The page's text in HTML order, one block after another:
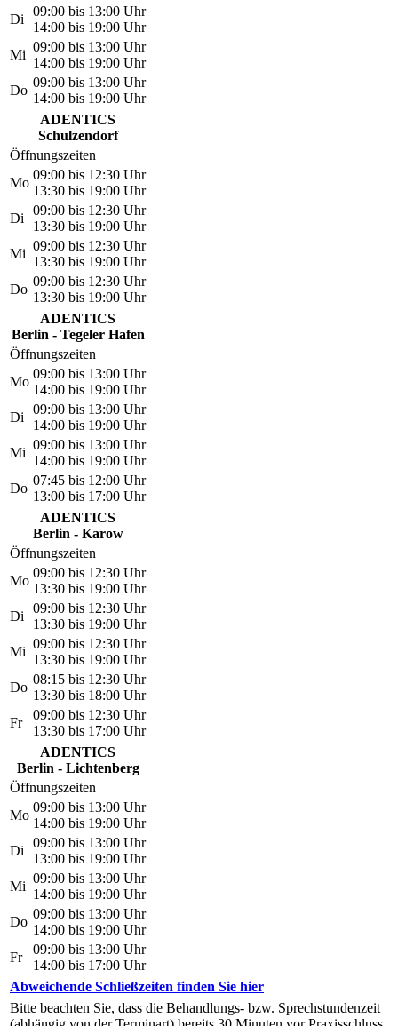
Di
09:00 bis 13:00 Uhr
14:00 bis 19:00 Uhr
Mi
09:00 bis 13:00 Uhr
14:00 bis 19:00 Uhr
Do
09:00 bis 13:00 Uhr
14:00 bis 19:00 Uhr
ADENTICS
Schulzendorf
Öffnungszeiten
Mo
09:00 bis 12:30 Uhr
13:30 bis 19:00 Uhr
Di
09:00 bis 12:30 Uhr
13:30 bis 19:00 Uhr
Mi
09:00 bis 12:30 Uhr
13:30 bis 19:00 Uhr
Do
09:00 bis 12:30 Uhr
13:30 bis 19:00 Uhr
ADENTICS
Berlin - Tegeler Hafen
Öffnungszeiten
Mo
09:00 bis 13:00 Uhr
14:00 bis 19:00 Uhr
Di
09:00 bis 13:00 Uhr
14:00 bis 19:00 Uhr
Mi
09:00 bis 13:00 Uhr
14:00 bis 19:00 Uhr
Do
07:45 bis 12:00 Uhr
13:00 bis 17:00 Uhr
ADENTICS
Berlin - Karow
Öffnungszeiten
Mo
09:00 bis 12:30 Uhr
13:30 bis 19:00 Uhr
Di
09:00 bis 12:30 Uhr
13:30 bis 19:00 Uhr
Mi
09:00 bis 12:30 Uhr
13:30 bis 19:00 Uhr
Do
08:15 bis 12:30 Uhr
13:30 bis 18:00 Uhr
Fr
09:00 bis 12:30 Uhr
13:30 bis 17:00 Uhr
ADENTICS
Berlin - Lichtenberg
Öffnungszeiten
Mo
09:00 bis 13:00 Uhr
14:00 bis 19:00 Uhr
Di
09:00 bis 13:00 Uhr
13:00 bis 19:00 Uhr
Mi
09:00 bis 13:00 Uhr
14:00 bis 19:00 Uhr
Do
09:00 bis 13:00 Uhr
14:00 bis 19:00 Uhr
Fr
09:00 bis 13:00 Uhr
14:00 bis 17:00 Uhr
Abweichende Schließzeiten finden Sie hier
Bitte beachten Sie, dass die Behandlungs- bzw. Sprechstundenzeit